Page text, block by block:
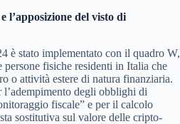
l’apposizione del visto di
è stato implementato con il quadro W,
persone fisiche residenti in Italia che
o attività estere di natura finanziaria.
l’adempimento degli obblighi di
fiscale” e per il calcolo
sostitutiva sul valore delle cripto-